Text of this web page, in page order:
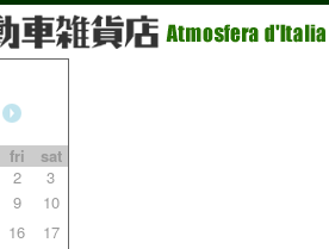
fri
sat
2
3
9
10
16
17